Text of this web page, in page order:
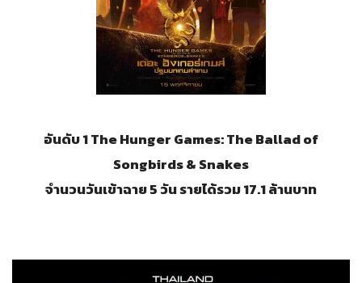
อันดับ 1 The Hunger Games: The Ballad of
Songbirds & Snakes
จำนวนวันเข้าฉาย 5 วัน รายได้รวม 17.1 ล้านบาท